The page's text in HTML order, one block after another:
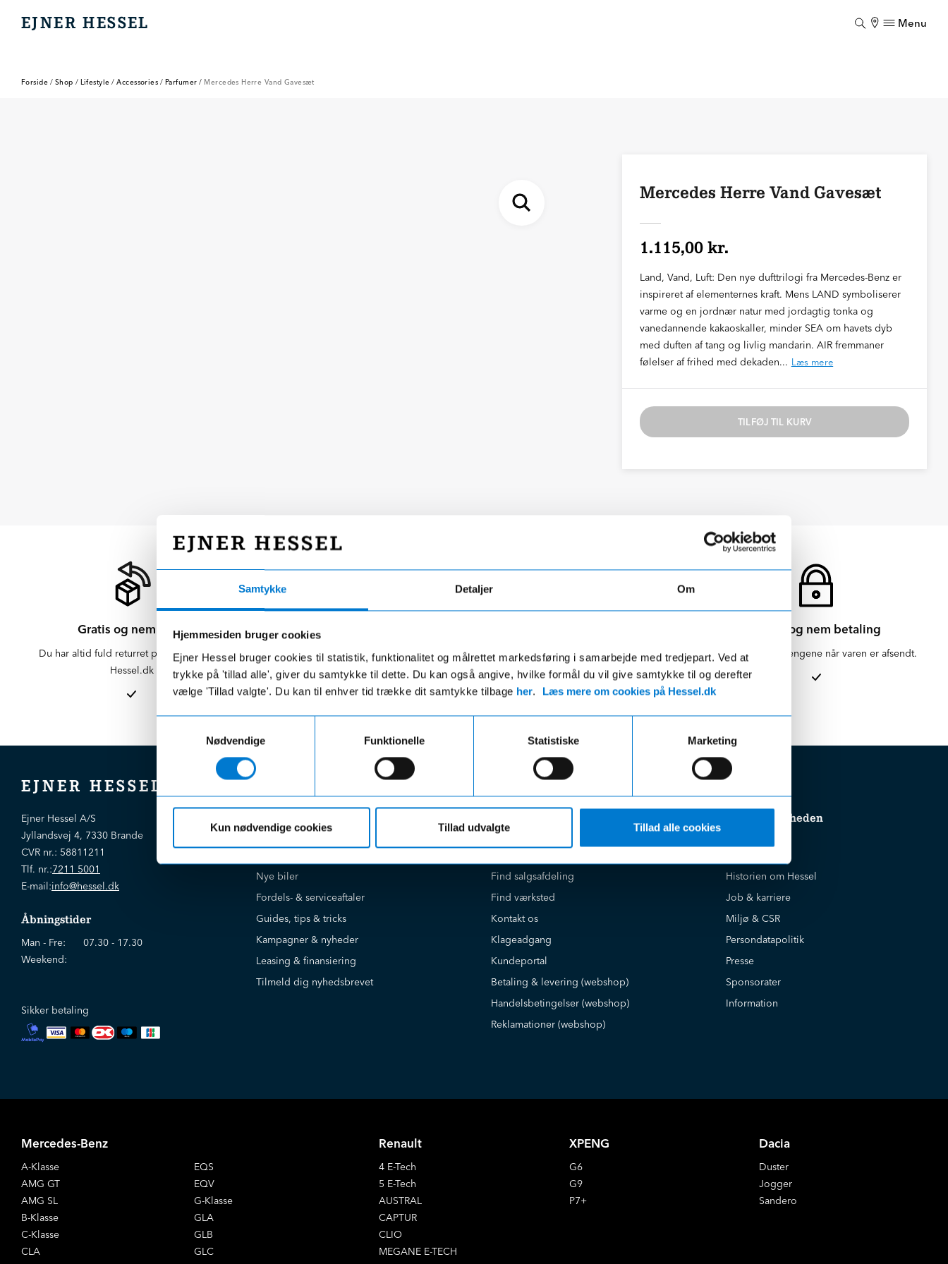
Samtykke Detaljer Om
Hjemmesiden bruger cookies
Ejner Hessel bruger cookies til statistik, funktionalitet og målrettet markedsføring i samarbejde med tredjepart. Ved at
trykke på 'tillad alle', giver du samtykke til dette. Du kan også angive, hvilke formål du vil give samtykke til og derefter
vælge 'Tillad valgte'. Du kan til enhver tid trække dit samtykke tilbage her. Læs mere om cookies på Hessel.dk
Nødvendige
Funktionelle Statistiske Marketing
Kun nødvendige cookies Tillad udvalgte Tillad alle cookies
EJNER HESSEL Menu
Forside / Shop / Lifestyle / Accessories / Parfumer / Mercedes Herre Vand Gavesæt
Mercedes Herre Vand Gavesæt
1.115,00 kr.
Land, Vand, Luft: Den nye dufttrilogi fra Mercedes-Benz er
inspireret af elementernes kraft. Mens LAND symboliserer
varme og en jordnær natur med jordagtig tonka og
vanedannende kakaoskaller, minder SEA om havets dyb
med duften af tang og livlig mandarin. AIR fremmaner
følelser af frihed med dekaden... Læs mere
TILFØJ TIL KURV
Gratis og nem retur
Du har altid fuld returret på varer købt på
Hessel.dk
Der er altid fri fragt på ordre over 599,- og der
er altid gratis afhentning i en af vores
afdelinger uanset beløbet på din ordre
VI leverer de fleste varer inden for 1-3
hverdage
Sikker og nem betaling
Vi hæver først pengene når varen er afsendt.
EJNER HESSEL
Ejner Hessel A/S
Jyllandsvej 4, 7330 Brande
CVR nr.: 58811211
Tlf. nr.:7211 5001
E-mail:info@hessel.dk
Åbningstider
Man - Fre:
07.30 - 17.30
Weekend:
Sikker betaling
Nye biler
Fordels- & serviceaftaler
Guides, tips & tricks
Kampagner & nyheder
Leasing & finansiering
Tilmeld dig nyhedsbrevet
Find salgsafdeling
Find værksted
Kontakt os
Klageadgang
Kundeportal
Betaling & levering (webshop)
Handelsbetingelser (webshop)
Reklamationer (webshop)
Om virksomheden
Historien om Hessel
Job & karriere
Miljø & CSR
Persondatapolitik
Presse
Sponsorater
Information
Mercedes-Benz
A-Klasse
AMG GT
AMG SL
B-Klasse
C-Klasse
CLA
EQS
EQV
G-Klasse
GLA
GLB
GLC
Renault
4 E-Tech
5 E-Tech
AUSTRAL
CAPTUR
CLIO
MEGANE E-TECH
XPENG
G6
G9
P7+
Dacia
Duster
Jogger
Sandero